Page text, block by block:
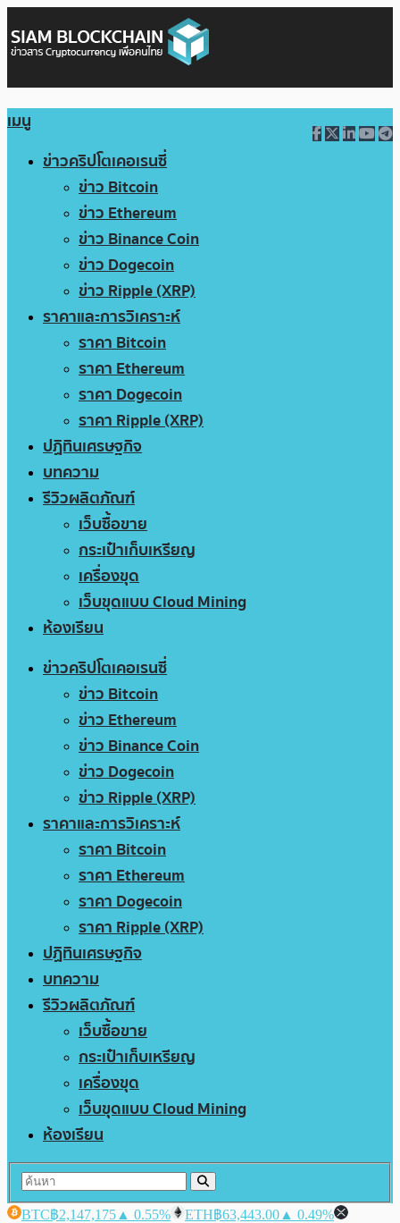
เมนู
ข่าวคริปโตเคอเรนซี่
ข่าว Bitcoin
ข่าว Ethereum
ข่าว Binance Coin
ข่าว Dogecoin
ข่าว Ripple (XRP)
ราคาและการวิเคราะห์
ราคา Bitcoin
ราคา Ethereum
ราคา Dogecoin
ราคา Ripple (XRP)
ปฏิทินเศรษฐกิจ
บทความ
รีวิวผลิตภัณฑ์
เว็บซื้อขาย
กระเป๋าเก็บเหรียญ
เครื่องขุด
เว็บขุดแบบ Cloud Mining
ห้องเรียน
ข่าวคริปโตเคอเรนซี่
ข่าว Bitcoin
ข่าว Ethereum
ข่าว Binance Coin
ข่าว Dogecoin
ข่าว Ripple (XRP)
ราคาและการวิเคราะห์
ราคา Bitcoin
ราคา Ethereum
ราคา Dogecoin
ราคา Ripple (XRP)
ปฏิทินเศรษฐกิจ
บทความ
รีวิวผลิตภัณฑ์
เว็บซื้อขาย
กระเป๋าเก็บเหรียญ
เครื่องขุด
เว็บขุดแบบ Cloud Mining
ห้องเรียน
BTC฿2,147,175 ▲ 0.55% ETH฿63,443.00 ▲ 0.49%